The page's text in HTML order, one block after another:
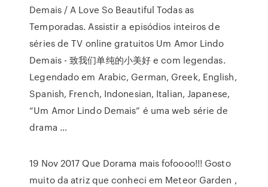
Demais / A Love So Beautiful Todas as
Temporadas. Assistir a episódios inteiros de
séries de TV online gratuitos Um Amor Lindo
Demais - 致我们单纯的小美好 e com legendas.
Legendado em Arabic, German, Greek, English,
Spanish, French, Indonesian, Italian, Japanese,
“Um Amor Lindo Demais” é uma web série de
drama …
19 Nov 2017 Que Dorama mais fofoooo!!! Gosto
muito da atriz que conheci em Meteor Garden ,